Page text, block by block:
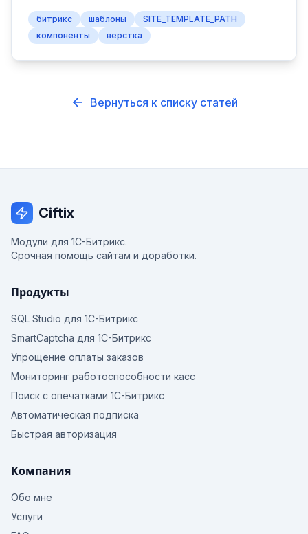
битрикс шаблоны
SITE_TEMPLATE_PATH
компоненты
верстка
Вернуться к списку статей
Ciftix
Модули для 1С-Битрикс.
Срочная помощь сайтам и доработки.
Продукты
SQL Studio для 1С-Битрикс
SmartCaptcha для 1С-Битрикс
Упрощение оплаты заказов
Мониторинг работоспособности касс
Поиск с опечатками 1С-Битрикс
Автоматическая подписка
Быстрая авторизация
Компания
Обо мне
Услуги